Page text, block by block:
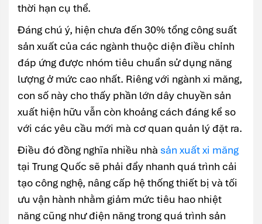
thời hạn cụ thể.
Đáng chú ý, hiện chưa đến 30% tổng công suất
sản xuất của các ngành thuộc diện điều chỉnh
đáp ứng được nhóm tiêu chuẩn sử dụng năng
lượng ở mức cao nhất. Riêng với ngành xi măng,
con số này cho thấy phần lớn dây chuyền sản
xuất hiện hữu vẫn còn khoảng cách đáng kể so
với các yêu cầu mới mà cơ quan quản lý đặt ra.
Điều đó đồng nghĩa nhiều nhà sản xuất xi măng
tại Trung Quốc sẽ phải đẩy nhanh quá trình cải
tạo công nghệ, nâng cấp hệ thống thiết bị và tối
ưu vận hành nhằm giảm mức tiêu hao nhiệt
năng cũng như điện năng trong quá trình sản